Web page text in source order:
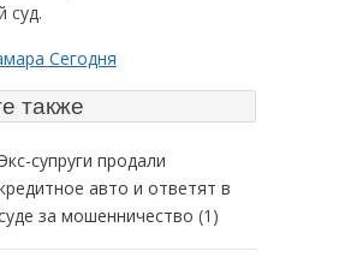
суд.
Сегодня
также
Экс-супруги продали
авто и ответят в
за мошенничество (1)